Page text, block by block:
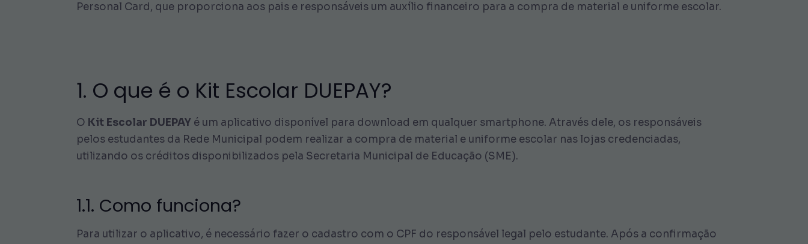
Personal Card, que proporciona aos pais e responsáveis um auxílio financeiro para a compra de material e uniforme escolar.
1. O que é o Kit Escolar DUEPAY?
O Kit Escolar DUEPAY é um aplicativo disponível para download em qualquer smartphone. Através dele, os responsáveis
pelos estudantes da Rede Municipal podem realizar a compra de material e uniforme escolar nas lojas credenciadas,
utilizando os créditos disponibilizados pela Secretaria Municipal de Educação (SME).
1.1. Como funciona?
Para utilizar o aplicativo, é necessário fazer o cadastro com o CPF do responsável legal pelo estudante. Após a confirmação